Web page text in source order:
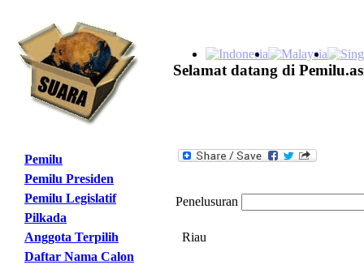
Selamat datang di
Pemilu
Pemilu Presiden
Pemilu Legislatif
Pilkada
Anggota Terpilih
Daftar Nama Calon
Penelusuran
Riau